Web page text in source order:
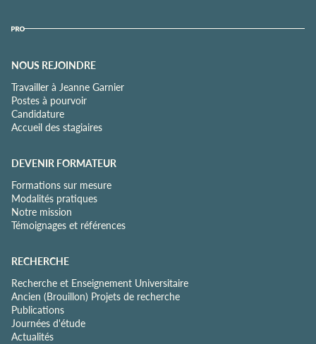
NOUS REJOINDRE
Travailler à Jeanne Garnier
Postes à pourvoir
Candidature
Accueil des stagiaires
DEVENIR FORMATEUR
Formations sur mesure
Modalités pratiques
Notre mission
Témoignages et références
RECHERCHE
Recherche et Enseignement Universitaire
Ancien (Brouillon) Projets de recherche
Publications
Journées d'étude
Actualités